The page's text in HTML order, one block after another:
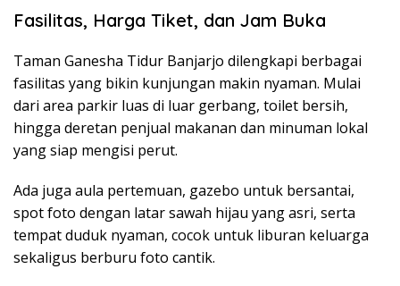
Fasilitas, Harga Tiket, dan Jam Buka
Taman Ganesha Tidur Banjarjo dilengkapi berbagai
fasilitas yang bikin kunjungan makin nyaman. Mulai
dari area parkir luas di luar gerbang, toilet bersih,
hingga deretan penjual makanan dan minuman lokal
yang siap mengisi perut.
Ada juga aula pertemuan, gazebo untuk bersantai,
spot foto dengan latar sawah hijau yang asri, serta
tempat duduk nyaman, cocok untuk liburan keluarga
sekaligus berburu foto cantik.